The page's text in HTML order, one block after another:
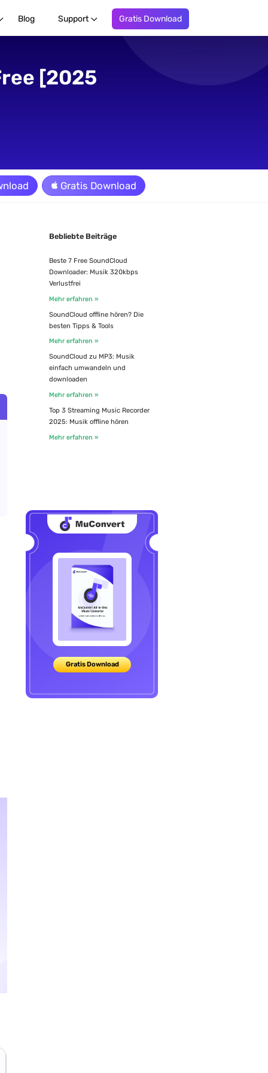
Blog Support Gratis Download
[2025
Gratis Download
Bebliebte Beiträge
Beste 7 Free SoundCloud
Downloader: Musik 320kbps
Verlustfrei
Mehr erfahren »
SoundCloud offline hören? Die
besten Tipps & Tools
Mehr erfahren »
SoundCloud zu MP3: Musik
einfach umwandeln und
downloaden
Mehr erfahren »
Top 3 Streaming Music Recorder
2025: Musik offline hören
Mehr erfahren »
Gratis Download